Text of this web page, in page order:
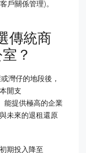
戶關係管理)。
傳統商
？
灣仔的地段後，
開支
能提供極高的企業
未來的退租還原
期投入降至